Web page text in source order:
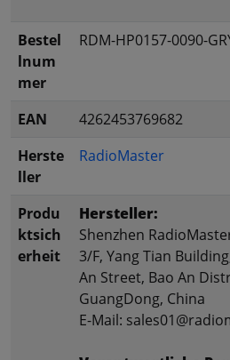
Bestel
lnum
mer
RDM-HP0157-0090-
EAN
4262453769682
Herste
ller
RadioMaster
Produ
ktsich
erheit
Hersteller:
Shenzhen
3/F, Yang Tian
An Street, Bao An
GuangDong, China
E-Mail: